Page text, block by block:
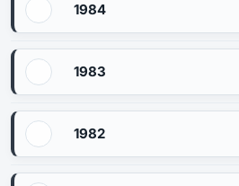
1984
1983
1982